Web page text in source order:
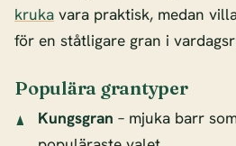
kruka vara praktisk, medan
för en ståtligare gran i
Populära grantyper
Kungsgran – mjuka barr